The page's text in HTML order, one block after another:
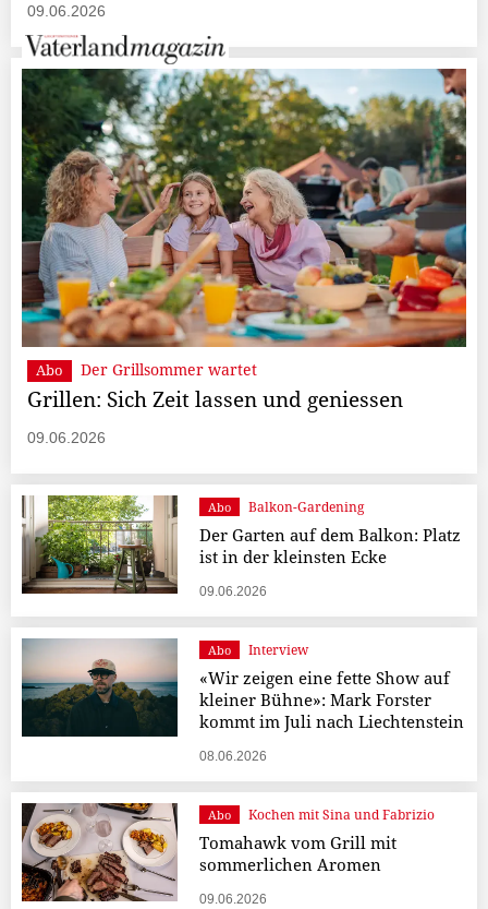
09.06.2026
Abo Der Grillsommer wartet
Grillen: Sich Zeit lassen und geniessen
09.06.2026
Abo Balkon-Gardening
Der Garten auf dem Balkon: Platz
ist in der kleinsten Ecke
09.06.2026
Abo Interview
«Wir zeigen eine fette Show auf
kleiner Bühne»: Mark Forster
kommt im Juli nach Liechtenstein
08.06.2026
Abo Kochen mit Sina und Fabrizio
Tomahawk vom Grill mit
sommerlichen Aromen
09.06.2026